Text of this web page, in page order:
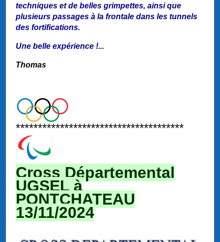
techniques et de belles grimpettes, ainsi que
plusieurs passages à la frontale dans les tunnels
des fortifications.
Une belle expérience !...
Thomas
**************************************
Cross Départemental
UGSEL à
PONTCHATEAU
13/11/2024